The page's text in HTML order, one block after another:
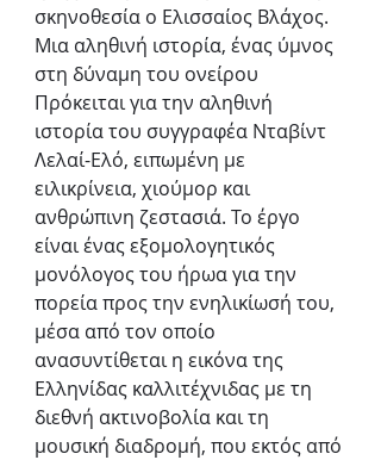
σκηνοθεσία ο Ελισσαίος Βλάχος.
Μια αληθινή ιστορία, ένας ύμνος
στη δύναμη του ονείρου
Πρόκειται για την αληθινή
ιστορία του συγγραφέα Νταβίντ
Λελαί-Ελό, ειπωμένη με
ειλικρίνεια, χιούμορ και
ανθρώπινη ζεστασιά. Το έργο
είναι ένας εξομολογητικός
μονόλογος του ήρωα για την
πορεία προς την ενηλικίωσή του,
μέσα από τον οποίο
ανασυντίθεται η εικόνα της
Ελληνίδας καλλιτέχνιδας με τη
διεθνή ακτινοβολία και τη
μουσική διαδρομή, που εκτός από